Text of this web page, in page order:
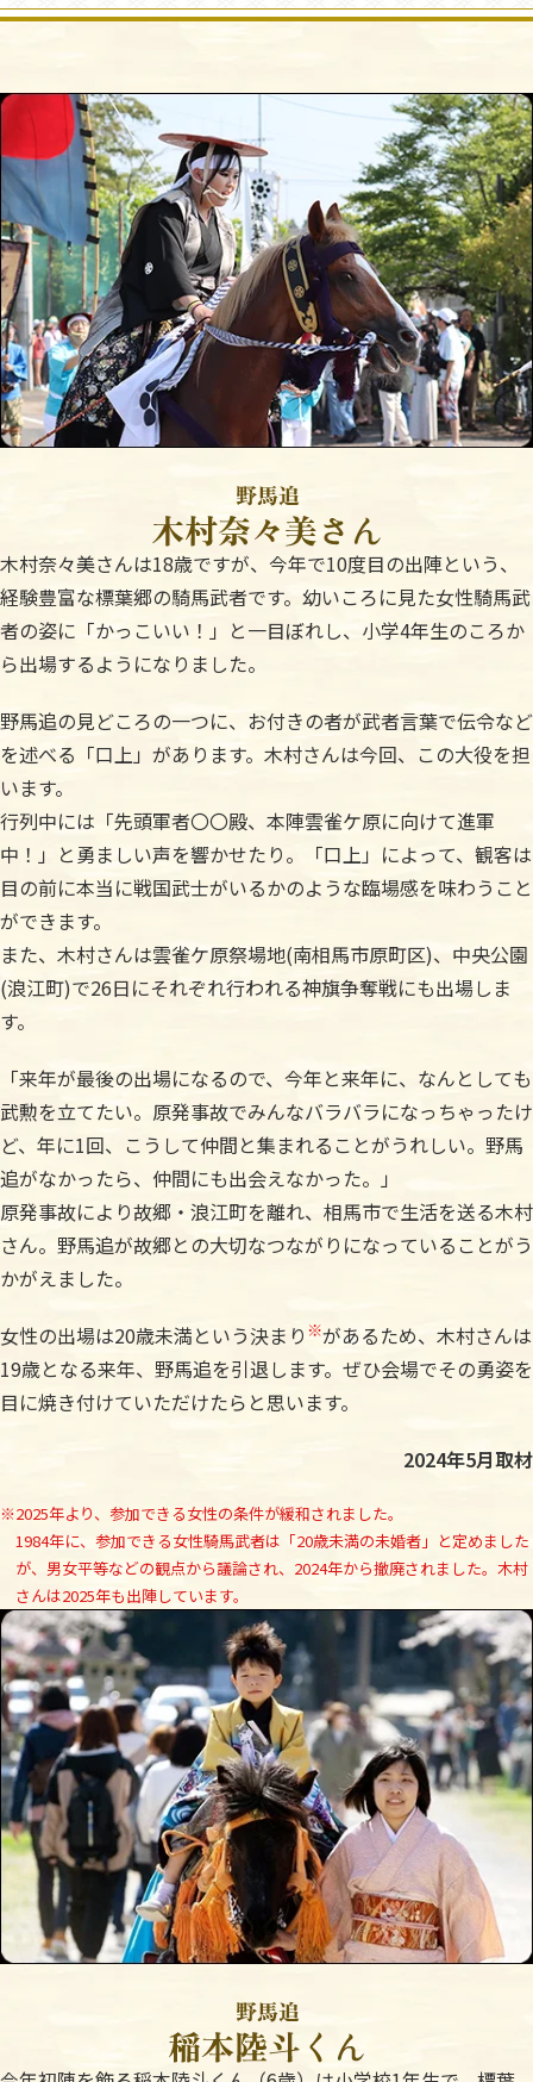
木村奈々美さんは18歳ですが、今年で10度目の出陣という、
経験豊富な標葉郷の騎馬武者です。幼いころに見た女性騎馬武
者の姿に「かっこいい！」と一目ぼれし、小学4年生のころか
ら出場するようになりました。
野馬追の見どころの一つに、お付きの者が武者言葉で伝令など
を述べる「口上」があります。木村さんは今回、この大役を担
います。
行列中には「先頭軍者〇〇殿、本陣雲雀ケ原に向けて進軍
中！」と勇ましい声を響かせたり。「口上」によって、観客は
目の前に本当に戦国武士がいるかのような臨場感を味わうこと
ができます。
また、木村さんは雲雀ケ原祭場地(南相馬市原町区)、中央公園
(浪江町)で26日にそれぞれ行われる神旗争奪戦にも出場しま
す。
「来年が最後の出場になるので、今年と来年に、なんとしても
武勲を立てたい。原発事故でみんなバラバラになっちゃったけ
ど、年に1回、こうして仲間と集まれることがうれしい。野馬
追がなかったら、仲間にも出会えなかった。」
原発事故により故郷・浪江町を離れ、相馬市で生活を送る木村
さん。野馬追が故郷との大切なつながりになっていることがう
かがえました。
女性の出場は20歳未満という決まり ※があるため、木村さんは
19歳となる来年、野馬追を引退します。ぜひ会場でその勇姿を
目に焼き付けていただけたらと思います。
2024年5月取材
※2025年より、参加できる女性の条件が緩和されました。
1984年に、参加できる女性騎馬武者は「20歳未満の未婚者」と定めました
が、男女平等などの観点から議論され、2024年から撤廃されました。木村
さんは2025年も出陣しています。